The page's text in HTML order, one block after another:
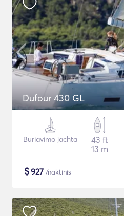
Dufour 430 GL
Buriavimo jachta
43 ft
13 m
$927 /naktinis